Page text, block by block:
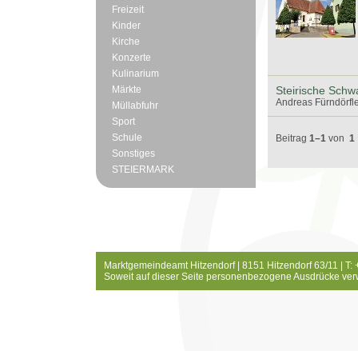
Freizeit
Kinder
Kirche
Konzerte
Kulinarium
Märkte
Müllabfuhr
Sport
Schule
Sonstiges
STEIERMARK
Steirische
Andreas
Beitrag 1–1 von 1
Marktgemeindeamt Hitzendorf | 8151 Hitzendorf 63/11 |
Soweit auf dieser Seite personenbezogene Ausdrücke